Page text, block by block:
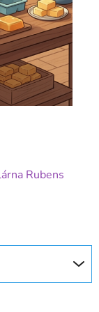
Rubens